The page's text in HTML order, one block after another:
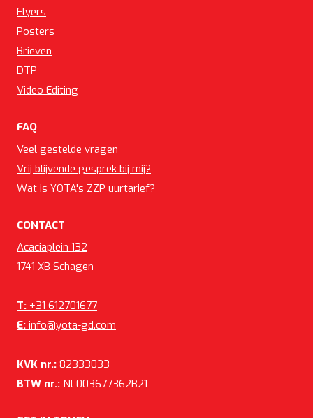
Flyers
Posters
Brieven
DTP
Video Editing
FAQ
Veel gestelde vragen
Vrij blijvende gesprek bij mij?
Wat is YOTA's ZZP uurtarief?
CONTACT
Acaciaplein 132
1741 XB Schagen
T: +31 612701677
E: info@yota-gd.com
KVK nr.: 82333033
BTW nr.: NL003677362B21